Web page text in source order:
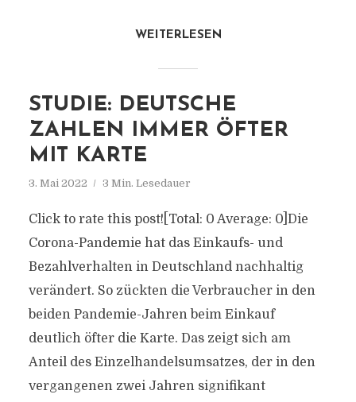
WEITERLESEN
STUDIE: DEUTSCHE
ZAHLEN IMMER ÖFTER
MIT KARTE
3. Mai 2022 3 Min. Lesedauer
Click to rate this post![Total: 0 Average: 0]Die
Corona-Pandemie hat das Einkaufs- und
Bezahlverhalten in Deutschland nachhaltig
verändert. So zückten die Verbraucher in den
beiden Pandemie-Jahren beim Einkauf
deutlich öfter die Karte. Das zeigt sich am
Anteil des Einzelhandelsumsatzes, der in den
vergangenen zwei Jahren signifikant